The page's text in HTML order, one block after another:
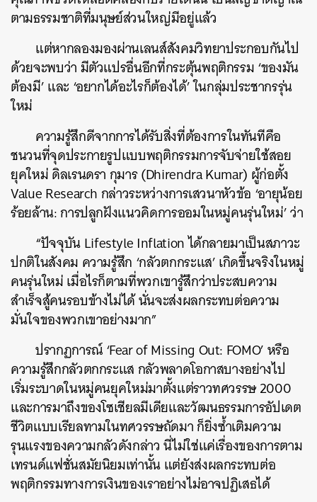
ตามธรรมชาติที่มนุษย์ส่วนใหญ่มีอยู่แล้ว
แต่หากลองมองผ่านเลนส์สังคมวิทยาประกอบกันไป
ด้วยจะพบว่า มีตัวแปรอื่นอีกที่กระตุ้นพฤติกรรม ‘ของมัน
ต้องมี’ และ ‘อยากได้อะไรก็ต้องได้’ ในกลุ่มประชากรรุ่น
ใหม่
ความรู้สึกดีจากการได้รับสิ่งที่ต้องการในทันทีคือ
ชนวนที่จุดประกายรูปแบบพฤติกรรมการจับจ่ายใช้สอย
ยุคใหม่ ดิลเรนดรา กุมาร (Dhirendra Kumar) ผู้ก่อตั้ง
Value Research กล่าวระหว่างการเสวนาหัวข้อ ‘อายุน้อย
ร้อยล้าน: การปลูกฝังแนวคิดการออมในหมู่คนรุ่นใหม่’ ว่า
“ปัจจุบัน Lifestyle Inflation ได้กลายมาเป็นสภาวะ
ปกติในสังคม ความรู้สึก ‘กลัวตกกระแส’ เกิดขึ้นจริงในหมู่
คนรุ่นใหม่ เมื่อไรก็ตามที่พวกเขารู้สึกว่าประสบความ
สำเร็จสู้คนรอบข้างไม่ได้ นั่นจะส่งผลกระทบต่อความ
มั่นใจของพวกเขาอย่างมาก”
ปรากฏการณ์ ‘Fear of Missing Out: FOMO’ หรือ
ความรู้สึกกลัวตกกระแส กลัวพลาดโอกาสบางอย่างไป
เริ่มระบาดในหมู่คนยุคใหม่มาตั้งแต่ราวทศวรรษ 2000
และการมาถึงของโซเชียลมีเดียและวัฒนธรรมการอัปเดต
ชีวิตแบบเรียลทามในทศวรรษถัดมา ก็ยิ่งซ้ำเติมความ
รุนแรงของความกลัวดังกล่าว นี่ไม่ใช่แค่เรื่องของการตาม
เทรนด์แฟชั่นสมัยนิยมเท่านั้น แต่ยังส่งผลกระทบต่อ
พฤติกรรมทางการเงินของเราอย่างไม่อาจปฏิเสธได้
SHARE TWEET LINE EMAIL